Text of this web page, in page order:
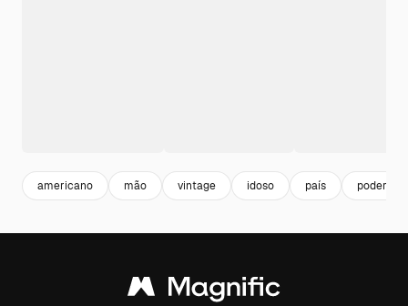
americano mão vintage idoso país poder